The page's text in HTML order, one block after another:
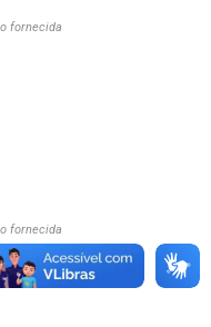
Comunicações
fornecida
fornecida